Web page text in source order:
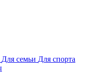
Для семьи Для спорта